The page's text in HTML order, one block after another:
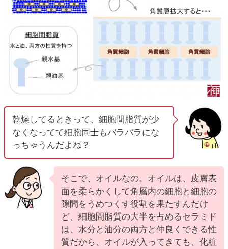
乾燥してるときって、細胞間脂質が少
なくなってて細胞同士もバラバラにな
っちゃうんだよね？
そこで、オイルなの。オイルは、皮膚表
面を柔らかくして角層内の細胞と細胞の
隙間をうめつくす役割を果たすんだけ
ど、細胞間脂質の大半を占めるセラミド
は、水分と油分の両方と仲良くできる性
質だから、オイルが入ってきても、化粧